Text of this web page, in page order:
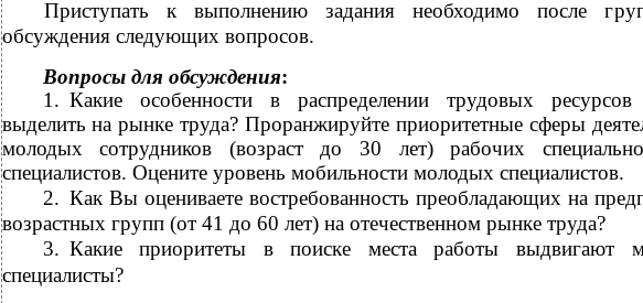
Приступать к выполнению задания необходимо после
обсуждения следующих вопросов.
Вопросы для обсуждения:
1. Какие особенности в распределении трудовых
выделить на рынке труда? Проранжируйте приоритетные сферы
молодых сотрудников (возраст до 30 лет) рабочих
специалистов. Оцените уровень мобильности молодых специалистов.
2. Как Вы оцениваете востребованность преобладающих на
возрастных групп (от 41 до 60 лет) на отечественном рынке труда?
3. Какие приоритеты в поиске места работы выдвигают
специалисты?